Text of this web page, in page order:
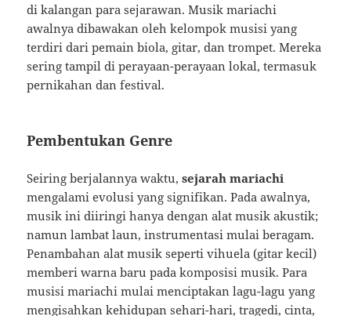
di kalangan para sejarawan. Musik mariachi
awalnya dibawakan oleh kelompok musisi yang
terdiri dari pemain biola, gitar, dan trompet. Mereka
sering tampil di perayaan-perayaan lokal, termasuk
pernikahan dan festival.
Pembentukan Genre
Seiring berjalannya waktu,sejarah mariachi
mengalami evolusi yang signifikan. Pada awalnya,
musik ini diiringi hanya dengan alat musik akustik;
namun lambat laun, instrumentasi mulai beragam.
Penambahan alat musik seperti vihuela (gitar kecil)
memberi warna baru pada komposisi musik. Para
musisi mariachi mulai menciptakan lagu-lagu yang
mengisahkan kehidupan sehari-hari, tragedi, cinta,